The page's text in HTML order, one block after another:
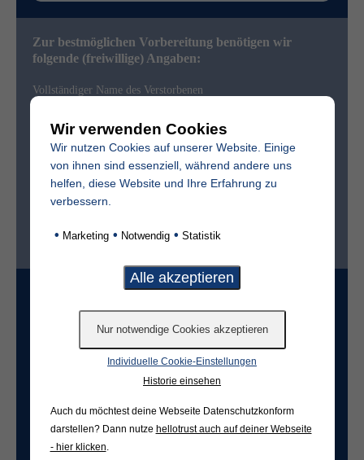
Zur bestmöglichen Vorbereitung benötigen wir
folgende (freiwillige) Angaben:
Vollständiger Name des Verstorbenen
Sterbedatum
nein
Freifeld für evtl. Anmerkungen
Wir verwenden Cookies
Wir nutzen Cookies auf unserer Website. Einige
von ihnen sind essenziell, während andere uns
helfen, diese Website und Ihre Erfahrung zu
verbessern.
• Marketing • Notwendig • Statistik
Individuelle Cookie-Einstellungen
Historie einsehen
Auch du möchtest deine Webseite Datenschutzkonform
darstellen? Dann nutze hellotrust auch auf deiner Webseite
- hier klicken